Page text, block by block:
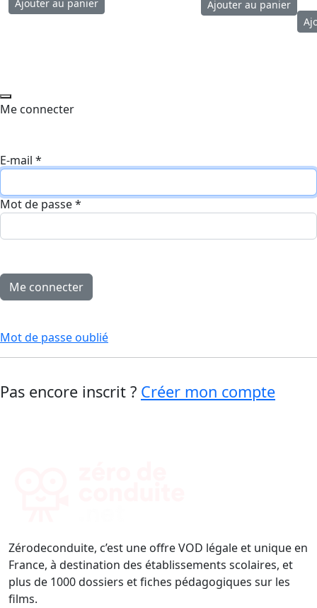
Me connecter
E-mail *
Mot de passe*
Mot de passe oublié
Pas encore inscrit ? Créer mon compte
Zérodeconduite, c’est une offre VOD légale et unique en
France, à destination des établissements scolaires, et
plus de 1000 dossiers et fiches pédagogiques sur les
films.